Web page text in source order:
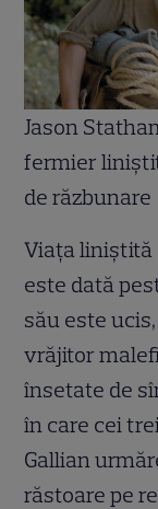
Jason
fermier
de răzbunare
Viaţa liniştită
este dată
său este
vrăjitor
însetate de
în care cei
Gallian
răstoare pe